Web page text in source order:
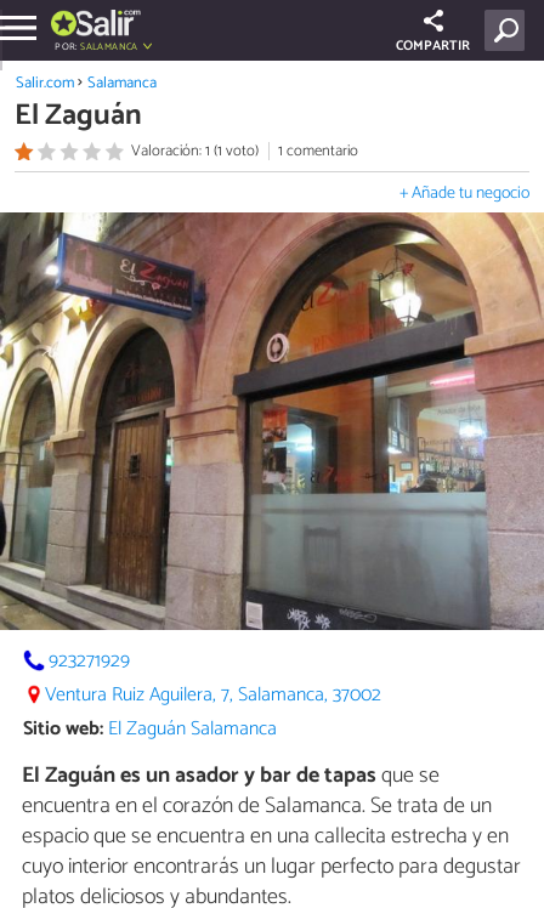
POR:SALAMANCA COMPARTIR
Salir.com Salamanca
El Zaguán
Valoración: 1 (1 voto) 1 comentario
+ Añade tu negocio
923271929
Ventura Ruiz Aguilera, 7, Salamanca, 37002
Sitio web:El Zaguán Salamanca
El Zaguán es un asador y bar de tapasque se
encuentra en el corazón de Salamanca. Se trata de un
espacio que se encuentra en una callecita estrecha y en
cuyo interior encontrarás un lugar perfecto para degustar
platos deliciosos y abundantes.